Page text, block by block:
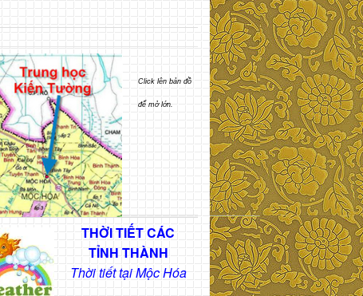
Click lên bản đồ
để mở lớn.
THỜI TIẾT CÁC
TỈNH THÀNH
Thời tiết tại Mộc Hóa